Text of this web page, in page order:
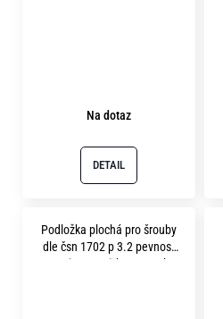
Na dotaz
DETAIL
Podložka plochá pro šrouby
dle čsn 1702 p 3.2 pevnost
10.9 ( 300HV ) bez povrchu